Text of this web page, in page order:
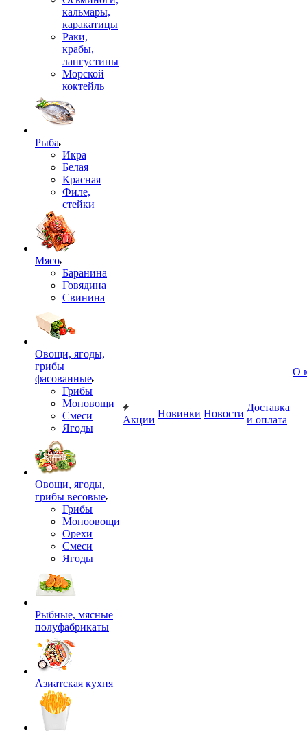
кальмары,
каракатицы
Раки,
крабы,
лангустины
Морской
коктейль
Рыба
Икра
Белая
Красная
Филе,
стейки
Мясо
Баранина
Говядина
Свинина
Овощи, ягоды,
грибы
фасованные
Грибы
Моновощи
Смеси
Ягоды
Овощи, ягоды,
грибы весовые
Грибы
Моноовощи
Орехи
Смеси
Ягоды
Рыбные, мясные
полуфабрикаты
Азиатская кухня
Акции
Новинки Новости
Доставка
и оплата
О